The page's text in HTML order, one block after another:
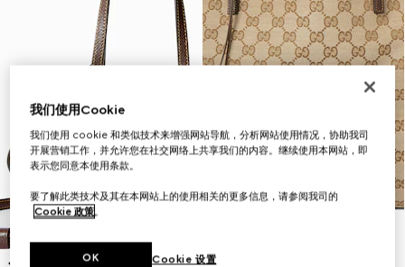
我们使用Cookie
我们使用 cookie 和类似技术来增强网站导航，分析网站使用情况，协助我司
开展营销工作，并允许您在社交网络上共享我们的内容。继续使用本网站，即
表示您同意本使用条款。
要了解此类技术及其在本网站上的使用相关的更多信息，请参阅我司的
Cookie 政策。
Cookie 设置
OK